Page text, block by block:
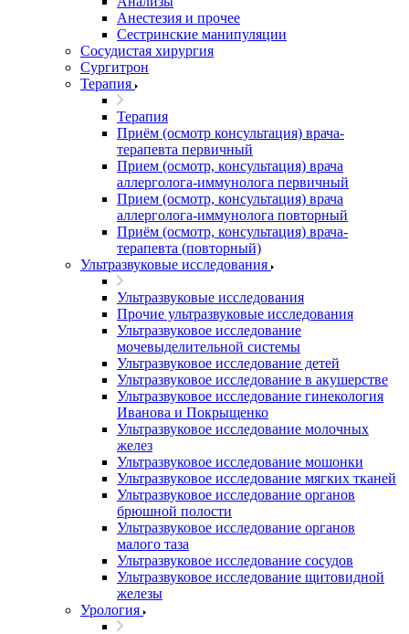
Анестезия и прочее
Сестринские манипуляции
Сосудистая хирургия
Сургитрон
Терапия
Терапия
Приём (осмотр консультация) врача-
терапевта первичный
Прием (осмотр, консультация) врача
аллерголога-иммунолога первичный
Прием (осмотр, консультация) врача
аллерголога-иммунолога повторный
Приём (осмотр, консультация) врача-
терапевта (повторный)
Ультразвуковые исследования
Ультразвуковые исследования
Прочие ультразвуковые исследования
Ультразвуковое исследование
мочевыделительной системы
Ультразвуковое исследование детей
Ультразвуковое исследование в акушерстве
Ультразвуковое исследование гинекология
Иванова и Покрыщенко
Ультразвуковое исследование молочных
желез
Ультразвуковое исследование мошонки
Ультразвуковое исследование мягких тканей
Ультразвуковое исследование органов
брюшной полости
Ультразвуковое исследование органов
малого таза
Ультразвуковое исследование сосудов
Ультразвуковое исследование щитовидной
железы
Урология